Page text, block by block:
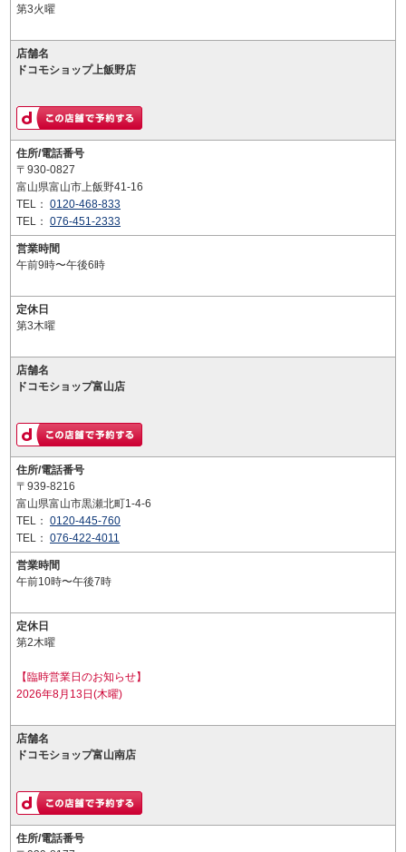
第3火曜
店舗名
ドコモショップ上飯野店
住所/電話番号
〒930-0827
富山県富山市上飯野41-16
TEL： 0120-468-833
TEL： 076-451-2333
営業時間
午前9時〜午後6時
定休日
第3木曜
店舗名
ドコモショップ富山店
住所/電話番号
〒939-8216
富山県富山市黒瀬北町1-4-6
TEL： 0120-445-760
TEL： 076-422-4011
営業時間
午前10時〜午後7時
定休日
第2木曜
【臨時営業日のお知らせ】
2026年8月13日(木曜)
店舗名
ドコモショップ富山南店
住所/電話番号